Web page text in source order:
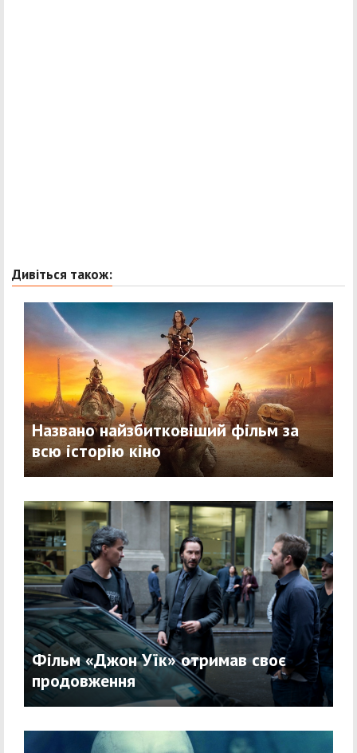
Дивіться також:
Названо найзбитковіший фільм за
всю історію кіно
Фільм «Джон Уїк» отримав своє
продовження